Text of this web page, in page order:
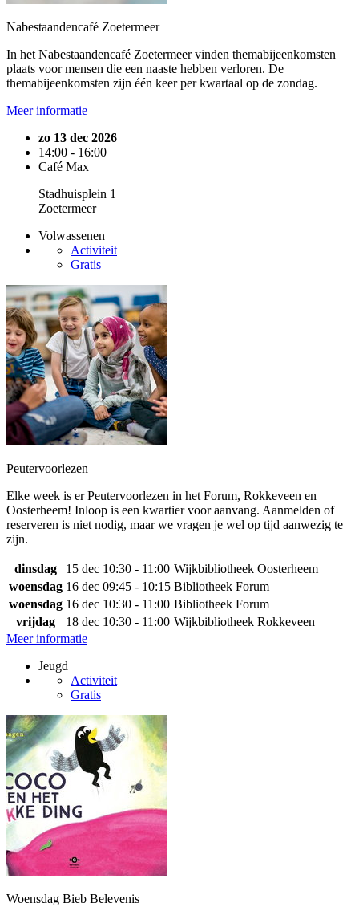
Nabestaandencafé Zoetermeer
In het Nabestaandencafé Zoetermeer vinden themabijeenkomsten
plaats voor mensen die een naaste hebben verloren. De
themabijeenkomsten zijn één keer per kwartaal op de zondag.
Meer informatie
zo 13 dec 2026
14:00 - 16:00
Café Max
Stadhuisplein 1
Zoetermeer
Volwassenen
Activiteit
Gratis
Peutervoorlezen
Elke week is er Peutervoorlezen in het Forum, Rokkeveen en
Oosterheem! Inloop is een kwartier voor aanvang. Aanmelden of
reserveren is niet nodig, maar we vragen je wel op tijd aanwezig te
zijn.
dinsdag 15 dec 10:30 - 11:00 Wijkbibliotheek Oosterheem
woensdag 16 dec 09:45 - 10:15 Bibliotheek Forum
woensdag 16 dec 10:30 - 11:00 Bibliotheek Forum
vrijdag
18 dec 10:30 - 11:00 Wijkbibliotheek Rokkeveen
Meer informatie
Jeugd
Activiteit
Gratis
Woensdag Bieb Belevenis